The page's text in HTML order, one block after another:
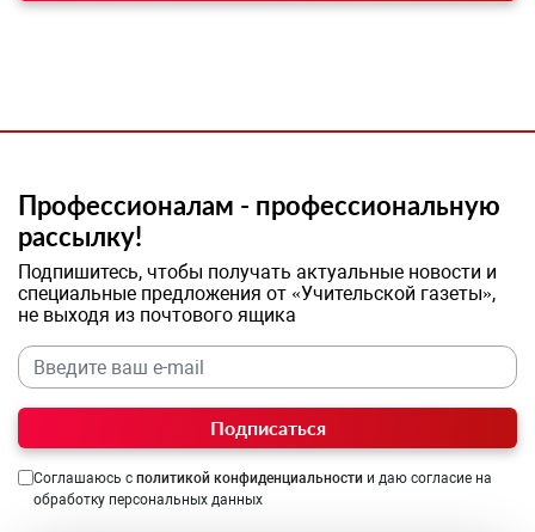
Профессионалам - профессиональную
рассылку!
Подпишитесь, чтобы получать актуальные новости и
специальные предложения от «Учительской газеты»,
не выходя из почтового ящика
Подписаться
Соглашаюсь с политикой конфиденциальности и даю согласие на
обработку персональных данных